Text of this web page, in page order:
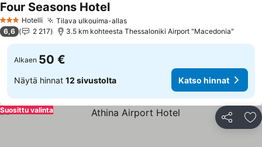
3 Tähtiluokitus
Hotelli Tilava ulkouima-allasKatso hinnat
Four Seasons HotelKatso hinnat
6,6 2 217 3.5 km kohteesta Thessaloniki Airport "Macedonia"
Alkaen 50 €
Näytä hinnat 12 sivustolta Katso hinnat
Jaa
Suosittu valinta